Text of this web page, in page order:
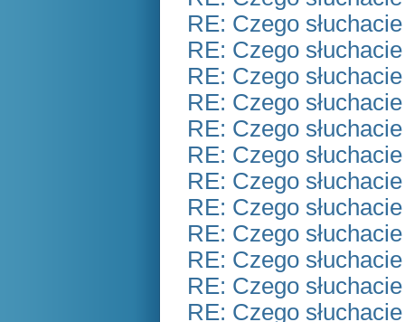
RE: Czego
RE: Czego
RE: Czego
RE: Czego
RE: Czego
RE: Czego
RE: Czego
RE: Czego
RE: Czego
RE: Czego
RE: Czego
RE: Czego